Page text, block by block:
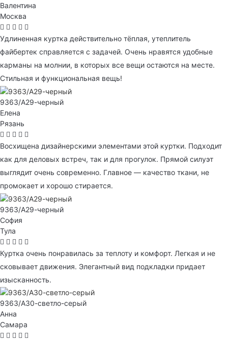
Валентина
Москва
Удлиненная куртка действительно тёплая, утеплитель
файбертек справляется с задачей. Очень нравятся удобные
карманы на молнии, в которых все вещи остаются на месте.
Стильная и функциональная вещь!
9363/А29-черный
Елена
Рязань
Восхищена дизайнерскими элементами этой куртки. Подходит
как для деловых встреч, так и для прогулок. Прямой силуэт
выглядит очень современно. Главное — качество ткани, не
промокает и хорошо стирается.
9363/А29-черный
София
Тула
Куртка очень понравилась за теплоту и комфорт. Легкая и не
сковывает движения. Элегантный вид подкладки придает
изысканность.
9363/А30-светло-серый
Анна
Самара